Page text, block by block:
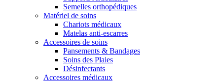
Semelles orthopédiques
Matériel de soins
Chariots médicaux
Matelas anti-escarres
Accessoires de soins
Pansements & Bandages
Soins des Plaies
Désinfectants
Accessoires médicaux